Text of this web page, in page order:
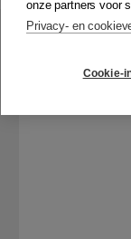
onze partners voor
Privacy- en
Cookie-